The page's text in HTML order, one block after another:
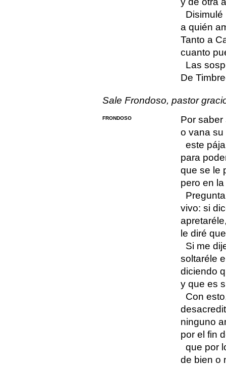
Disimulé
a quién
Tanto a
cuanto
Las
De
Sale Frondoso, pastor
FRONDOSO
Por saber
o vana su
este
para
que se le
pero en
vivo: si
le diré
Si me
soltaréle
diciendo
y que es
Con
ninguno
por el fin
que por
de bien o